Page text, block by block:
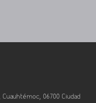
Cuauhtémoc, 06700 Ciudad